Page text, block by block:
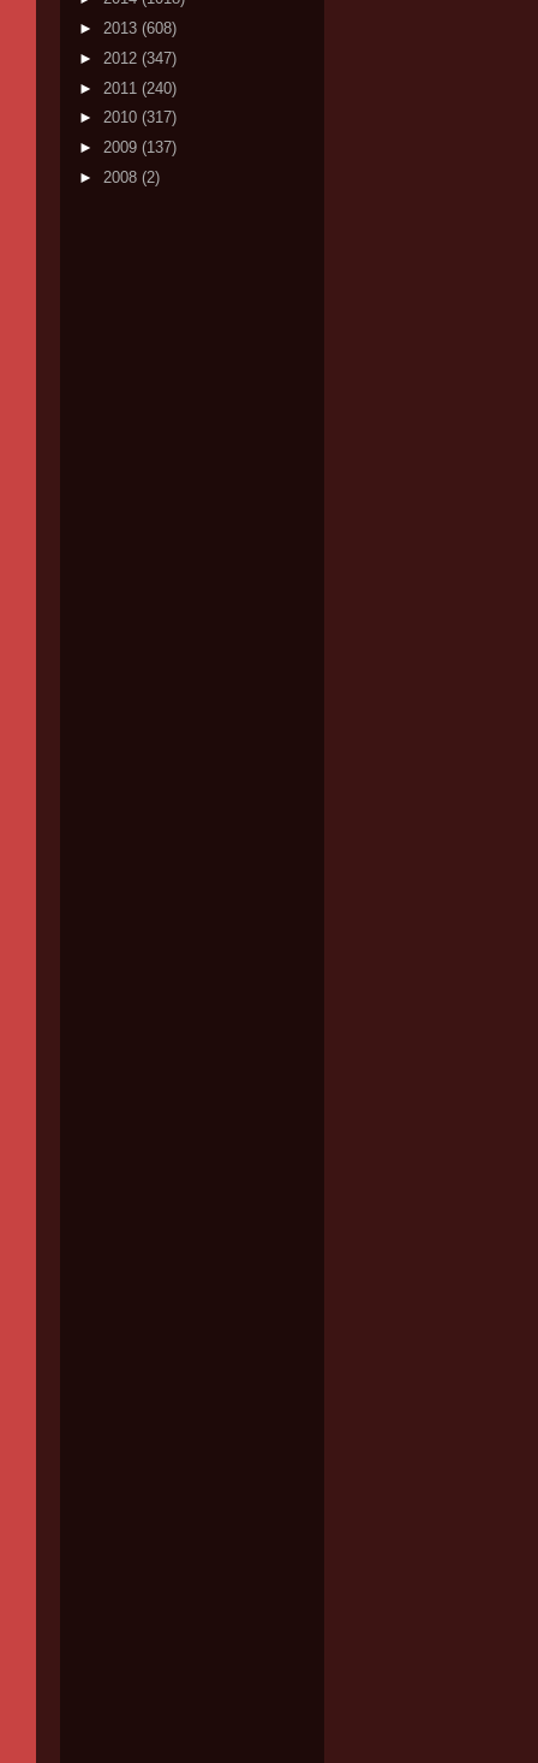
► 2013 (608)
► 2012 (347)
► 2011 (240)
► 2010 (317)
► 2009 (137)
► 2008 (2)